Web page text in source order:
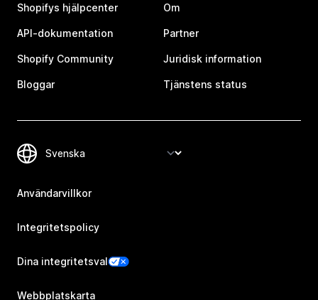
Shopifys hjälpcenter
API-dokumentation
Shopify Community
Bloggar
Om
Partner
Juridisk information
Tjänstens status
Användarvillkor
Integritetspolicy
Dina integritetsval
Webbplatskarta